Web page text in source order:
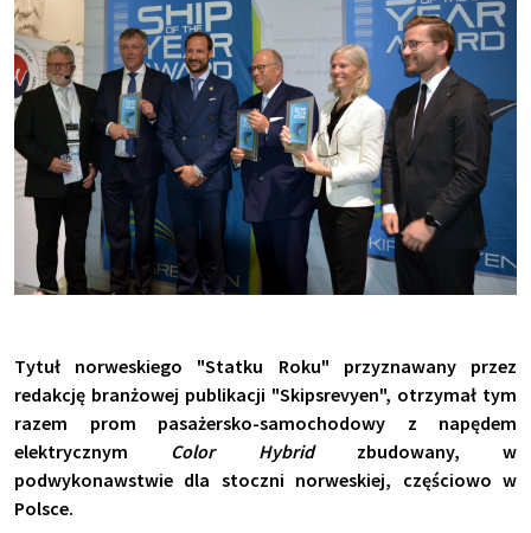
Tytuł norweskiego "Statku Roku" przyznawany przez
redakcję branżowej publikacji "Skipsrevyen", otrzymał tym
razem prom pasażersko-samochodowy z napędem
elektrycznym Color Hybridzbudowany, w
podwykonawstwie dla stoczni norweskiej, częściowo w
Polsce.